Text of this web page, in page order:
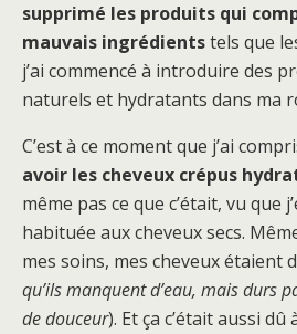
supprimé les produits qui
mauvais ingrédientstels que
j’ai commencé à introduire des
naturels et hydratants dans ma
C’est à ce moment que j’ai
avoir les cheveux crépus
même pas ce que c’était, vu que
habituée aux cheveux secs.
mes soins, mes cheveux étaient
qu’ils manquent d’eau, mais durs
de douceur). Et ça c’était aussi